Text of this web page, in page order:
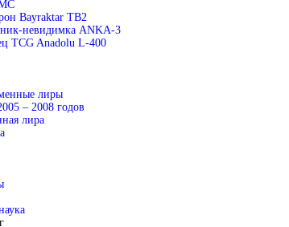
Bayraktar TB2
невидимка ANKA-3
TCG Anadolu L-400
лиры
– 2008 годов
лира